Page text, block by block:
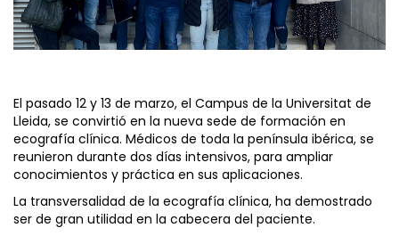
El pasado 12 y 13 de marzo, el Campus de la Universitat de
Lleida, se convirtió en la nueva sede de formación en
ecografía clínica. Médicos de toda la península ibérica, se
reunieron durante dos días intensivos, para ampliar
conocimientos y práctica en sus aplicaciones.
La transversalidad de la ecografía clínica, ha demostrado
ser de gran utilidad en la cabecera del paciente.